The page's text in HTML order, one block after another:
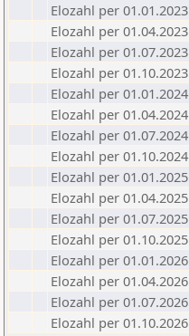
Elozahl per 01.01.2023
Elozahl per 01.04.2023
Elozahl per 01.07.2023
Elozahl per 01.10.2023
Elozahl per 01.01.2024
Elozahl per 01.04.2024
Elozahl per 01.07.2024
Elozahl per 01.10.2024
Elozahl per 01.01.2025
Elozahl per 01.04.2025
Elozahl per 01.07.2025
Elozahl per 01.10.2025
Elozahl per 01.01.2026
Elozahl per 01.04.2026
Elozahl per 01.07.2026
Elozahl per 01.10.2026